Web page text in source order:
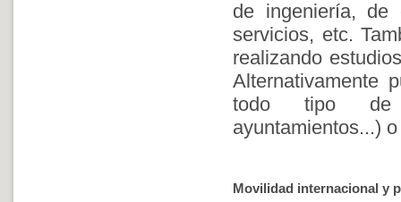
de ingeniería, de
servicios, etc.
realizando
Alternativamente
todo tipo de
ayuntamientos...)
Movilidad internacional y